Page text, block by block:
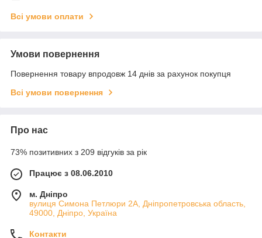
Всі умови оплати
Умови повернення
Повернення товару впродовж 14 днів за рахунок покупця
Всі умови повернення
Про нас
73% позитивних з 209 відгуків за рік
Працює з 08.06.2010
м. Дніпро
вулиця Симона Петлюри 2А, Дніпропетровська область,
49000, Дніпро, Україна
Контакти